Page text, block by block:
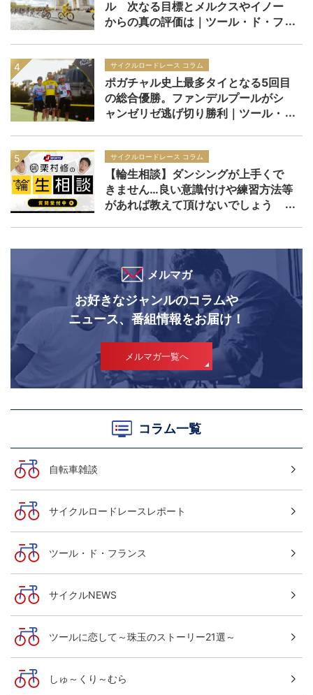
ル 次なる目標とメルクスやイノー
からの真の評価は｜ツール・ド・フ
サイクルロードレース コラム
ポガチャル史上最多タイとなる5回目
の総合優勝。ファンデルプールがシ
ャンゼリゼ逃げ切り勝利｜ツール・
サイクルロードレース コラム
【輪生相談】ダンシングが上手くで
きません…良い意識付けや練習方法等
があれば教えて頂けないでしょう
メルマガ
お好きなジャンルのコラムや
ニュース、番組情報をお届け！
メルマガ一覧へ
コラム一覧
自転車雑談
サイクルロードレースレポート
ツール・ド・フランス
サイクルNEWS
ツールに恋して～珠玉のストーリー21選～
しゅ～くり～むら